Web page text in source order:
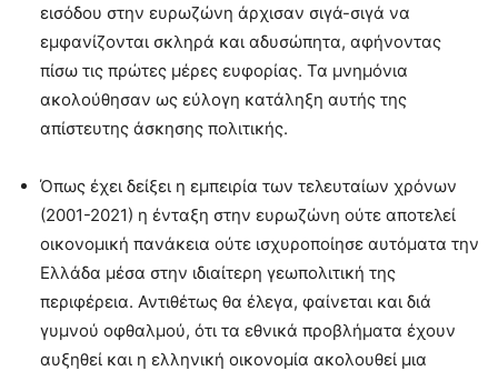
εισόδου στην ευρωζώνη άρχισαν σιγά-σιγά να
εμφανίζονται σκληρά και αδυσώπητα, αφήνοντας
πίσω τις πρώτες μέρες ευφορίας. Τα μνημόνια
ακολούθησαν ως εύλογη κατάληξη αυτής της
απίστευτης άσκησης πολιτικής.
Όπως έχει δείξει η εμπειρία των τελευταίων χρόνων
(2001-2021) η ένταξη στην ευρωζώνη ούτε αποτελεί
οικονομική πανάκεια ούτε ισχυροποίησε αυτόματα την
Ελλάδα μέσα στην ιδιαίτερη γεωπολιτική της
περιφέρεια. Αντιθέτως θα έλεγα, φαίνεται και διά
γυμνού οφθαλμού, ότι τα εθνικά προβλήματα έχουν
αυξηθεί και η ελληνική οικονομία ακολουθεί μια